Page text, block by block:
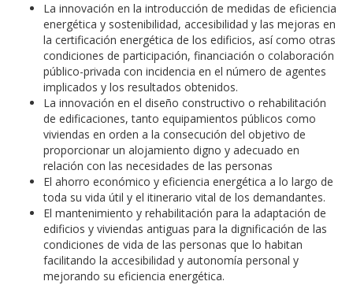
La innovación en la introducción de medidas de eficiencia
energética y sostenibilidad, accesibilidad y las mejoras en
la certificación energética de los edificios, así como otras
condiciones de participación, financiación o colaboración
público-privada con incidencia en el número de agentes
implicados y los resultados obtenidos.
La innovación en el diseño constructivo o rehabilitación
de edificaciones, tanto equipamientos públicos como
viviendas en orden a la consecución del objetivo de
proporcionar un alojamiento digno y adecuado en
relación con las necesidades de las personas
El ahorro económico y eficiencia energética a lo largo de
toda su vida útil y el itinerario vital de los demandantes.
El mantenimiento y rehabilitación para la adaptación de
edificios y viviendas antiguas para la dignificación de las
condiciones de vida de las personas que lo habitan
facilitando la accesibilidad y autonomía personal y
mejorando su eficiencia energética.